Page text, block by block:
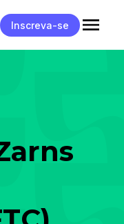
Inscreva-se